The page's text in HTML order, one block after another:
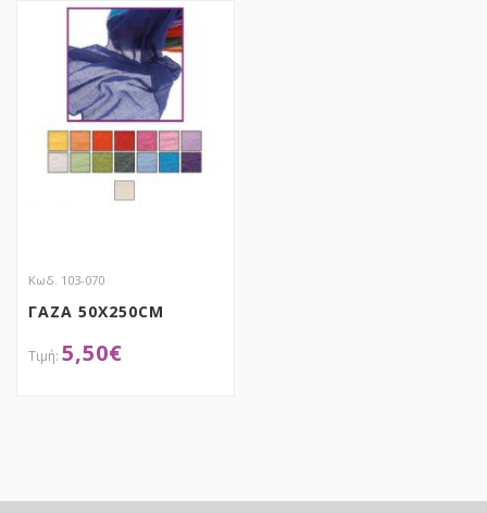
Κωδ. 103-070
ΓΑΖΑ 50X250CM
5,50€